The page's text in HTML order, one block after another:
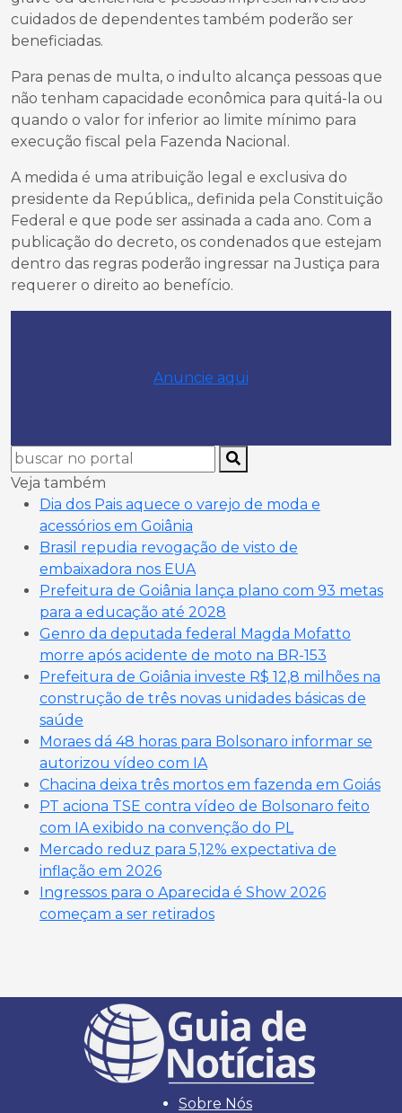
cuidados de dependentes também poderão ser
beneficiadas.
Para penas de multa, o indulto alcança pessoas que
não tenham capacidade econômica para quitá-la ou
quando o valor for inferior ao limite mínimo para
execução fiscal pela Fazenda Nacional.
A medida é uma atribuição legal e exclusiva do
presidente da República,, definida pela Constituição
Federal e que pode ser assinada a cada ano. Com a
publicação do decreto, os condenados que estejam
dentro das regras poderão ingressar na Justiça para
requerer o direito ao benefício.
Anuncie aqui
Veja também
Dia dos Pais aquece o varejo de moda e
acessórios em Goiânia
Brasil repudia revogação de visto de
embaixadora nos EUA
Prefeitura de Goiânia lança plano com 93 metas
para a educação até 2028
Genro da deputada federal Magda Mofatto
morre após acidente de moto na BR-153
Prefeitura de Goiânia investe R$ 12,8 milhões na
construção de três novas unidades básicas de
saúde
Moraes dá 48 horas para Bolsonaro informar se
autorizou vídeo com IA
Chacina deixa três mortos em fazenda em Goiás
PT aciona TSE contra vídeo de Bolsonaro feito
com IA exibido na convenção do PL
Mercado reduz para 5,12% expectativa de
inflação em 2026
Ingressos para o Aparecida é Show 2026
começam a ser retirados
Sobre Nós